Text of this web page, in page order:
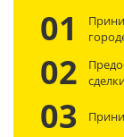
01
02
03